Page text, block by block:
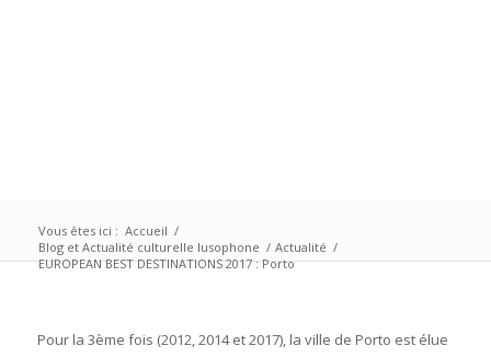
Vous êtes ici : Accueil /
Blog et Actualité culturelle lusophone / Actualité /
EUROPEAN BEST DESTINATIONS 2017 : Porto
Pour la 3ème fois (2012, 2014 et 2017), la ville de Porto est élue